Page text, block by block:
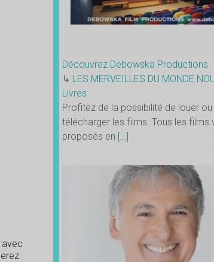
Découvrez Debowska Productions
↳ LES MERVEILLES DU MONDE
Livres
Profitez de la possibilité de louer ou
télécharger les films. Tous les films
proposés en […]